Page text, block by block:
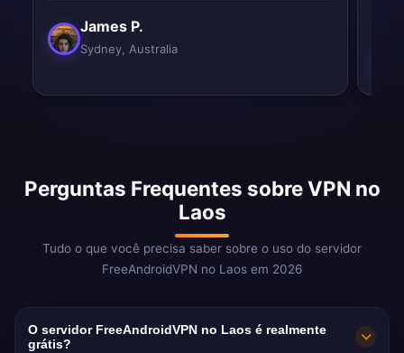
James P.
Sydney, Australia
Perguntas Frequentes sobre VPN no
Laos
Tudo o que você precisa saber sobre o uso do servidor
FreeAndroidVPN no Laos em 2026
O servidor FreeAndroidVPN no Laos é realmente
grátis?